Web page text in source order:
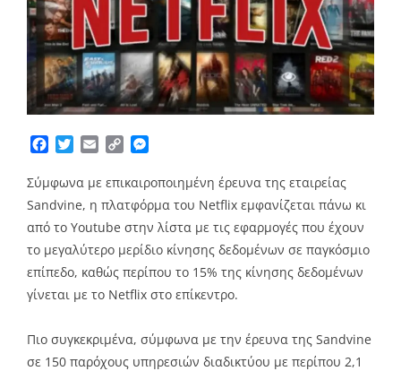
Facebook
TwitterEmailCopy
Σύμφωνα με επικαιροποιημένη έρευνα της εταιρείας
Sandvine, η πλατφόρμα του Netflix εμφανίζεται πάνω κι
από το Youtube στην λίστα με τις εφαρμογές που έχουν
το μεγαλύτερο μερίδιο κίνησης δεδομένων σε παγκόσμιο
επίπεδο, καθώς περίπου το 15% της κίνησης δεδομένων
γίνεται με το Netflix στο επίκεντρο.
Πιο συγκεκριμένα, σύμφωνα με την έρευνα της Sandvine
σε 150 παρόχους υπηρεσιών διαδικτύου με περίπου 2,1